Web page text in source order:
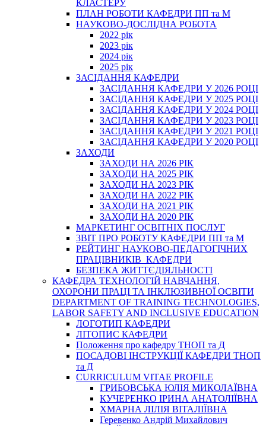
КЛАСТЕРУ
ПЛАН РОБОТИ КАФЕДРИ ПП та М
НАУКОВО-ДОСЛІДНА РОБОТА
2022 рік
2023 рік
2024 рік
2025 рік
ЗАСІДАННЯ КАФЕДРИ
ЗАСІДАННЯ КАФЕДРИ У 2026 РОЦІ
ЗАСІДАННЯ КАФЕДРИ У 2025 РОЦІ
ЗАСІДАННЯ КАФЕДРИ У 2024 РОЦІ
ЗАСІДАННЯ КАФЕДРИ У 2023 РОЦІ
ЗАСІДАННЯ КАФЕДРИ У 2021 РОЦІ
ЗАСІДАННЯ КАФЕДРИ У 2020 РОЦІ
ЗАХОДИ
ЗАХОДИ НА 2026 РІК
ЗАХОДИ НА 2025 РІК
ЗАХОДИ НА 2023 РІК
ЗАХОДИ НА 2022 РІК
ЗАХОДИ НА 2021 РІК
ЗАХОДИ НА 2020 РІК
МАРКЕТИНГ ОСВІТНІХ ПОСЛУГ
3BIT ПРО РОБОТУ КАФЕДРИ ПП та М
РЕЙТИНГ НАУКОВО-ПЕДАГОГІЧНИХ
ПРАЦІВНИКІВ КАФЕДРИ
БЕЗПЕКА ЖИТТЄДІЯЛЬНОСТІ
КАФЕДРА ТЕХНОЛОГІЙ НАВЧАННЯ,
ОХОРОНИ ПРАЦІ ТА ІНКЛЮЗИВНОЇ ОСВІТИ
DEPARTMENT OF TRAINING TECHNOLOGIES,
LABOR SAFETY AND INCLUSIVE EDUCATION
ЛОГОТИП КАФЕДРИ
ЛІТОПИС КАФЕДРИ
Положення про кафедру ТНОП та Д
ПОСАДОВІ ІНСТРУКЦІЇ КАФЕДРИ ТНОП
та Д
CURRICULUM VITAE PROFILE
ГРИБОВСЬКА ЮЛІЯ МИКОЛАЇВНА
КУЧЕРЕНКО ІРИНА АНАТОЛІЇВНА
ХМАРНА ЛІЛІЯ ВІТАЛІЇВНА
Геревенко Андрій Михайлович